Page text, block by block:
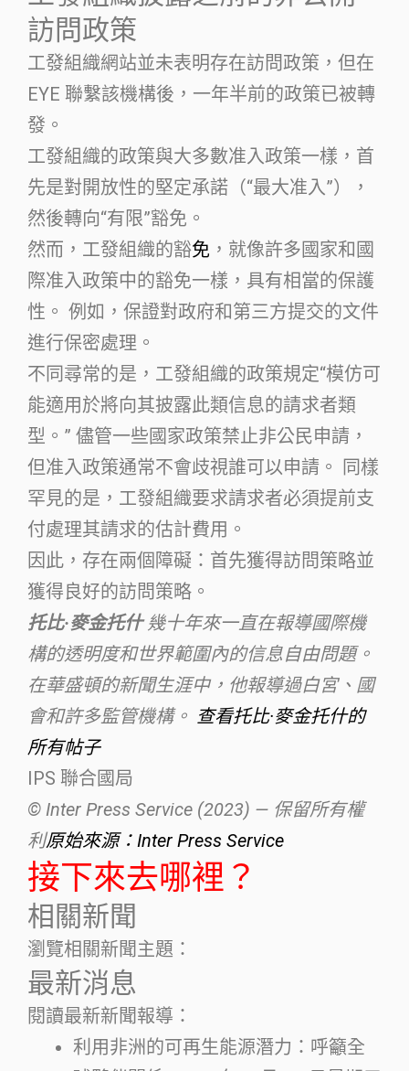
訪問政策
工發組織網站並未表明存在訪問政策，但在
EYE 聯繫該機構後，一年半前的政策已被轉
發。
工發組織的政策與大多數准入政策一樣，首
先是對開放性的堅定承諾（“最大准入”），
然後轉向“有限”豁免。
然而，工發組織的豁免 ，就像許多國家和國
際准入政策中的豁免一樣，具有相當的保護
性。 例如，保證對政府和第三方提交的文件
進行保密處理。
不同尋常的是，工發組織的政策規定“模仿可
能適用於將向其披露此類信息的請求者類
型。” 儘管一些國家政策禁止非公民申請，
但准入政策通常不會歧視誰可以申請。 同樣
罕見的是，工發組織要求請求者必須提前支
付處理其請求的估計費用。
因此，存在兩個障礙：首先獲得訪問策略並
獲得良好的訪問策略。
托比·麥金托什幾十年來一直在報導國際機
構的透明度和世界範圍內的信息自由問題。
在華盛頓的新聞生涯中，他報導過白宮、國
會和許多監管機構。 查看托比·麥金托什的
所有帖子
IPS 聯合國局
© Inter Press Service (2023) — 保留所有權
利原始來源：Inter Press Service
接下來去哪裡？
相關新聞
瀏覽相關新聞主題：
最新消息
閱讀最新新聞報導：
利用非洲的可再生能源潛力：呼籲全